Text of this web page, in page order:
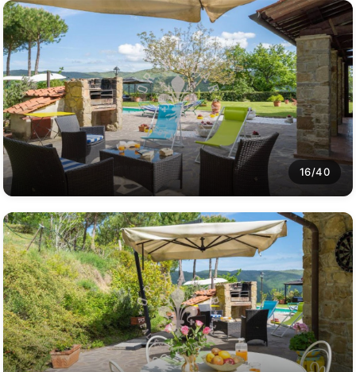
16/40